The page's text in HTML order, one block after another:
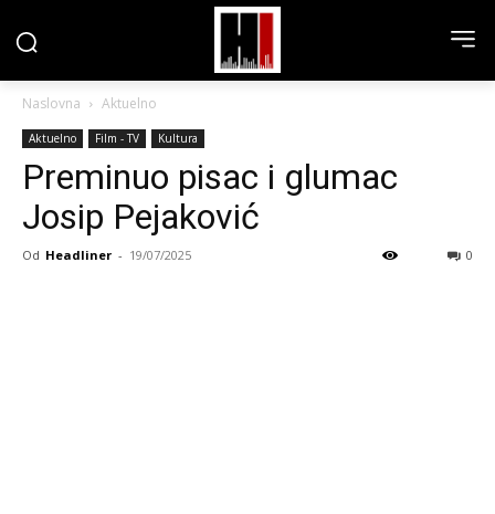
Naslovna Aktuelno
Aktuelno Film - TV Kultura
Preminuo pisac i glumac
Josip Pejaković
Od Headliner - 19/07/2025 0